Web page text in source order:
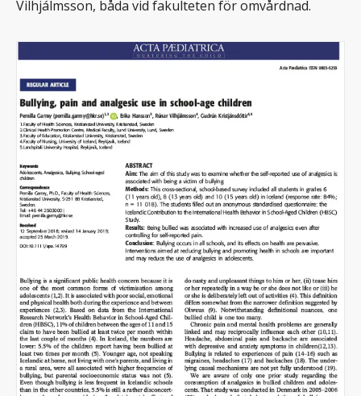
Vilhjálmsson, båda vid fakulteten för omvårdnad.